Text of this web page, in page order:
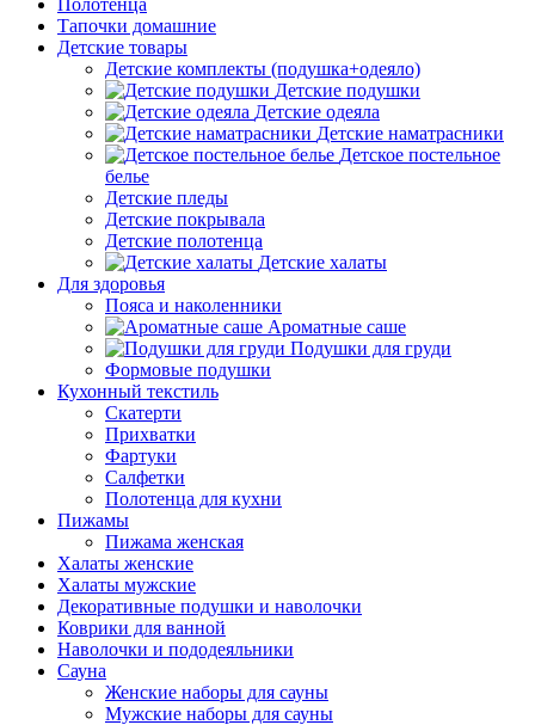
Полотенца
Тапочки домашние
Детские товары
Детские комплекты (подушка+одеяло)
Детские подушки
Детские одеяла
Детские наматрасники
Детское постельное
белье
Детские пледы
Детские покрывала
Детские полотенца
Детские халаты
Для здоровья
Пояса и наколенники
Ароматные саше
Подушки для груди
Формовые подушки
Кухонный текстиль
Скатерти
Прихватки
Фартуки
Салфетки
Полотенца для кухни
Пижамы
Пижама женская
Халаты женские
Халаты мужские
Декоративные подушки и наволочки
Коврики для ванной
Наволочки и пододеяльники
Сауна
Женские наборы для сауны
Мужские наборы для сауны